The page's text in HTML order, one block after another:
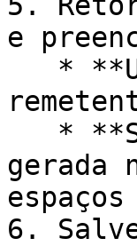
e
gerada
6.